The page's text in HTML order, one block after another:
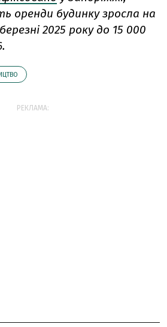
оренди будинку зросла на
2025 року до 15 000
РЕКЛАМА: